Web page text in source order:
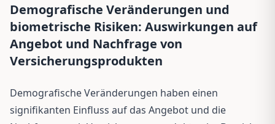
Demografische Veränderungen und
biometrische Risiken: Auswirkungen auf
Angebot und Nachfrage von
Versicherungsprodukten
Demografische Veränderungen haben einen
signifikanten Einfluss auf das Angebot und die